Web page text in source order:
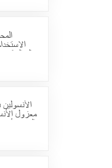
حالة
معزول
السفر